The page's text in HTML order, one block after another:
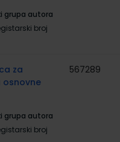
grupa autora
broj
za
osnovne
grupa autora
broj
567289